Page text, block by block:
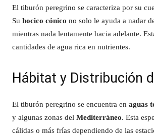
El tiburón peregrino se caracteriza por su
Su hocico cónico no solo le ayuda a nadar
mientras nada lentamente hacia adelante.
cantidades de agua rica en nutrientes.
Hábitat y Distribución
El tiburón peregrino se encuentra en aguas
y algunas zonas del Mediterráneo. Esta
cálidas o más frías dependiendo de las